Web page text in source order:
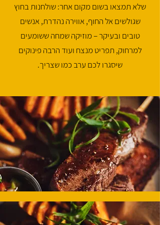
שלא תמצאו בשום מקום אחר: שולחנות בחוץ
שגולשים אל החוף, אווירה נהדרת, אנשים
טובים ובעיקר – מוזיקה שמחה ששומעים
למרחוק, תפריט מנצח ועוד הרבה פינוקים
שיסגרו לכם ערב כמו שצריך.